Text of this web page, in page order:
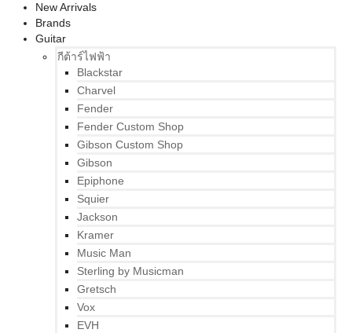
New Arrivals
Brands
Guitar
กีต้าร์ไฟฟ้า
Blackstar
Charvel
Fender
Fender Custom Shop
Gibson Custom Shop
Gibson
Epiphone
Squier
Jackson
Kramer
Music Man
Sterling by Musicman
Gretsch
Vox
EVH